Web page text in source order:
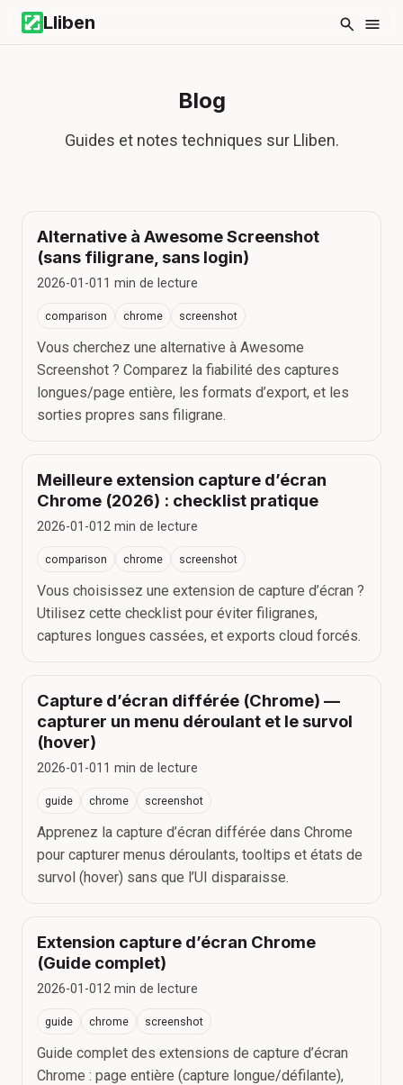
Lliben
Blog
Guides et notes techniques sur Lliben.
Alternative à Awesome Screenshot
(sans filigrane, sans login)
2026-01-01 1 min de lecture
comparison chrome screenshot
Vous cherchez une alternative à Awesome
Screenshot ? Comparez la fiabilité des captures
longues/page entière, les formats d’export, et les
sorties propres sans filigrane.
Meilleure extension capture d’écran
Chrome (2026) : checklist pratique
2026-01-012 min de lecture
comparison chrome screenshot
Vous choisissez une extension de capture d’écran ?
Utilisez cette checklist pour éviter filigranes,
captures longues cassées, et exports cloud forcés.
Capture d’écran différée (Chrome) —
capturer un menu déroulant et le survol
(hover)
2026-01-01 1 min de lecture
guide chrome screenshot
Apprenez la capture d’écran différée dans Chrome
pour capturer menus déroulants, tooltips et états de
survol (hover) sans que l’UI disparaisse.
Extension capture d’écran Chrome
(Guide complet)
2026-01-012 min de lecture
guide chrome screenshot
Guide complet des extensions de capture d’écran
Chrome : page entière (capture longue/défilante),